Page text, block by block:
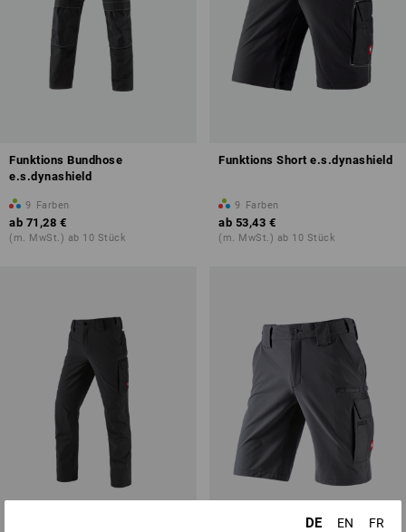
Funktions Bundhose
e.s.dynashield
9 Farben
ab 71,28 €
(m. MwSt.) ab 10 Stück
Funktions Short e.s.dynashield
9 Farben
ab 53,43 €
(m. MwSt.) ab 10 Stück
DE EN
FR